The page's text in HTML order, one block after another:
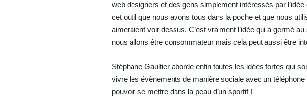
web designers et des gens simplement intéressés par
cet outil que nous avons tous dans la poche et que nous
aimeraient voir dessus. C’est vraiment l’idée qui a germé
nous allons être consommateur mais cela peut aussi être
Stéphane Gaultier aborde enfin toutes les idées fortes qui
vivre les évènements de manière sociale avec un
pouvoir se mettre dans la peau d’un sportif !